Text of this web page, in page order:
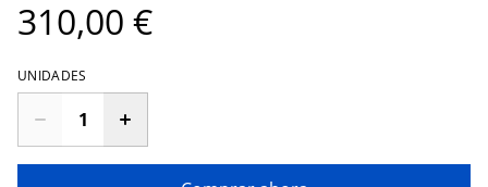
310,00 €
UNIDADES